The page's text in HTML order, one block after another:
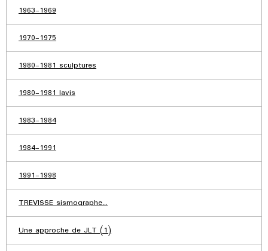
1963-1969
1970-1975
1980-1981 sculptures
1980-1981 lavis
1983-1984
1984-1991
1991-1998
TREVISSE sismographe...
Une approche de JLT (1)